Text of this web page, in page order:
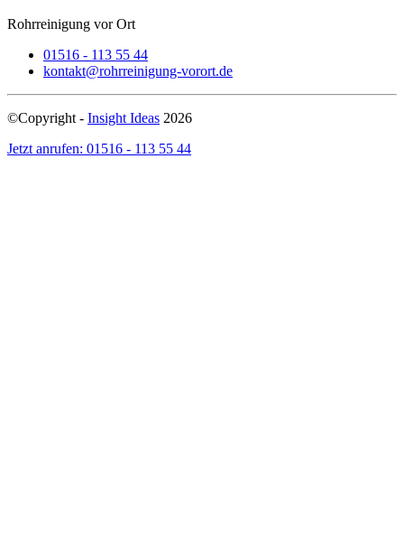
Rohrreinigung vor Ort
01516 - 113 55 44
kontakt@rohrreinigung-vorort.de
©Copyright - Insight Ideas 2026
Jetzt anrufen: 01516 - 113 55 44